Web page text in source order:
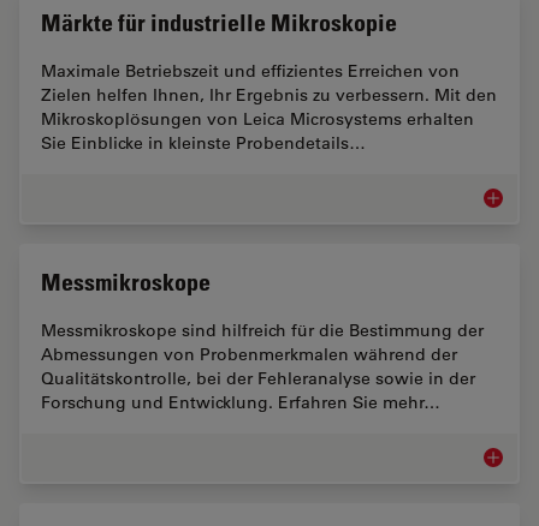
Märkte für industrielle Mikroskopie
Maximale Betriebszeit und effizientes Erreichen von
Zielen helfen Ihnen, Ihr Ergebnis zu verbessern. Mit den
Mikroskoplösungen von Leica Microsystems erhalten
Sie Einblicke in kleinste Probendetails…
Märkte
Messmikroskope
Messmikroskope sind hilfreich für die Bestimmung der
Abmessungen von Probenmerkmalen während der
Qualitätskontrolle, bei der Fehleranalyse sowie in der
Forschung und Entwicklung. Erfahren Sie mehr…